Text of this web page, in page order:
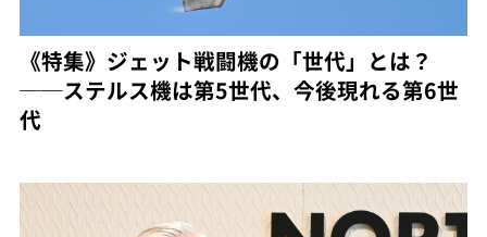
《特集》ジェット戦闘機の「世代」とは？
──ステルス機は第5世代、今後現れる第6世
代